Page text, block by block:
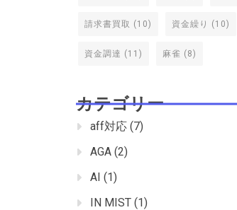
請求書買取 (10) 資金繰り (10)
資金調達 (11) 麻雀 (8)
カテゴリー
aff対応 (7)
AGA (2)
AI (1)
IN MIST (1)